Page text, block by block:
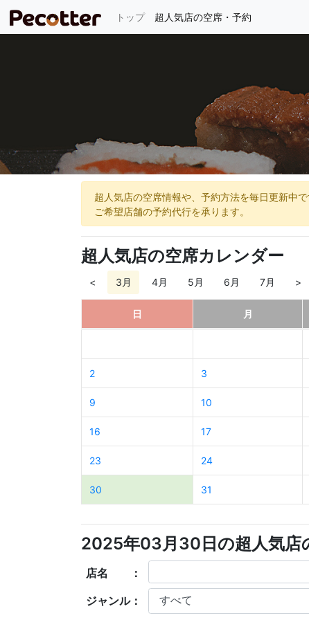
トップ(current)
超人気店の空席・予約
超人気店の空席情報や、予約方法を毎日更新中で
ご希望店舗の予約代行を承ります。
超人気店の空席カレンダー
< 3月 4月 5月 6月 7月 >
日 月
2 3
9 10
16 17
23 24
30 31
2025年03月30日の超人気店
店名 ：
ジャンル：